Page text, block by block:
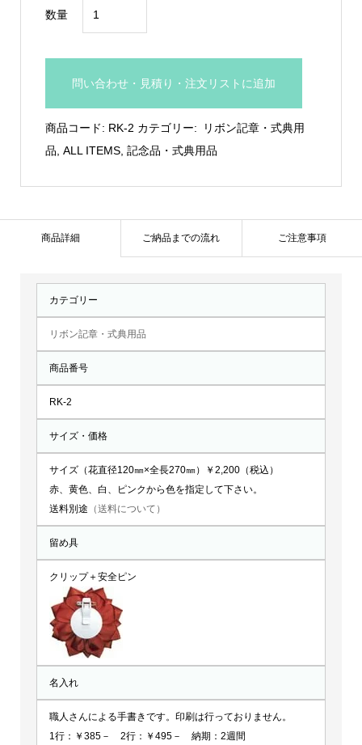
数量
リ
ラ：
個
問い合わせ・見積り・注文リストに追加
商品コード: RK-2 カテゴリー:
リボン記章・式典用
品 ALL ITEMS, 記念品・式典用品
商品詳細 ご納品までの流れ ご注意事項
カテゴリー
リボン記章・式典用品
商品番号
RK-2
サイズ・価格
サイズ（花直径120㎜×全長270㎜）￥2,200（税込）
赤、黄色、白、ピンクから色を指定して下さい。
送料別途 （送料について）
留め具
クリップ＋安全ピン
名入れ
職人さんによる手書きです。印刷は行っておりません。
1行：￥385－ 2行：￥495－ 納期：2週間